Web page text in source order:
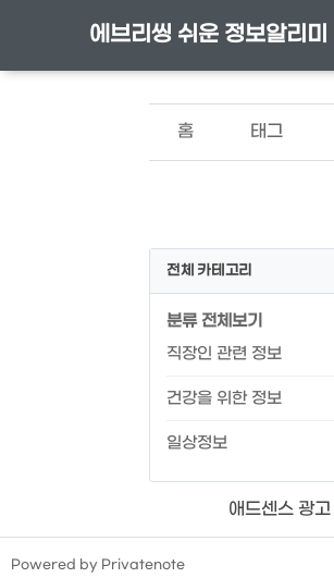
에브리씽 쉬운 정보알리미
홈 태그
전체 카테고리
분류 전체보기
직장인 관련 정보
건강을 위한 정보
일상정보
애드센스 광
Powered by Privatenote
TistoryWhaleSkin3.4